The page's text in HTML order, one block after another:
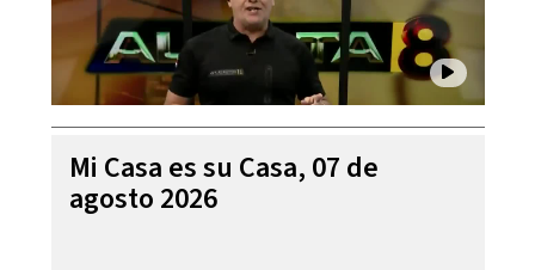
Mi Casa es su Casa, 07 de
agosto 2026